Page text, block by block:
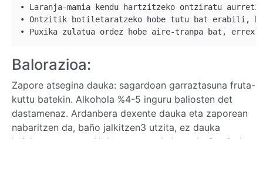
• Laranja-mamia kendu hartzitzeko ontziratu
• Ontzitik botiletaratzeko hobe tutu bat erabili,
Balorazioa:
Zapore atsegina dauka: sagardoan garraztasuna fruta-
kuttu batekin. Alkohola %4-5 inguru baliosten det
dastamenaz. Ardanbera dexente dauka eta zaporean
nabaritzen da, baño jalkitzen3 utzita, ez dauka
hainbeste zapore. Hobe sartzen da hotz, baño giroko